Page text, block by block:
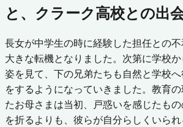
と、クラーク高校との出
長女が中学生の時に経験した担任との
大きな転機となりました。次第に学校
姿を見て、下の兄弟たちも自然と学校
をするようになっていきました。教育
たお母さまは当初、戸惑いを感じたも
を折るよりも、彼らが自分らしくいら